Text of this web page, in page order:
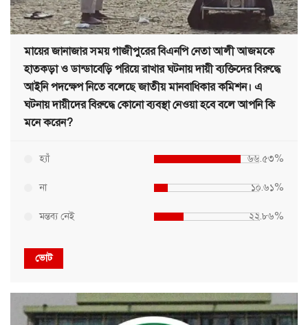
মায়ের জানাজার সময় গাজীপুরের বিএনপি নেতা আলী আজমকে
হাতকড়া ও ডান্ডাবেড়ি পরিয়ে রাখার ঘটনায় দায়ী ব্যক্তিদের বিরুদ্ধে
আইনি পদক্ষেপ নিতে বলেছে জাতীয় মানবাধিকার কমিশন। এ
ঘটনায় দায়ীদের বিরুদ্ধে কোনো ব্যবস্থা নেওয়া হবে বলে আপনি কি
মনে করেন?
হ্যাঁ ৬৬.৫৩%
না ১০.৬১%
মন্তব্য নেই ২২.৮৬%
ভোট